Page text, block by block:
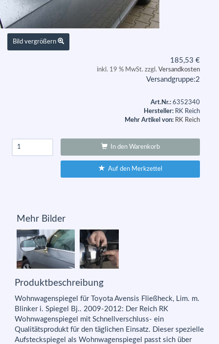
Bild vergrößern
185,53 €
inkl. 19 % MwSt. zzgl. Versandkosten
Versandgruppe:2
Art.Nr.: 6352340
Hersteller: RK Reich
Mehr Artikel von: RK Reich
In den Warenkorb
Auf den Merkzettel
Mehr Bilder
Produktbeschreibung
Wohnwagenspiegel für Toyota Avensis Fließheck, Lim. m.
Blinker i. Spiegel Bj.. 2009-2012: Der Reich RK
Wohnwagenspiegel mit Schnellverschluss- ein
Qualitätsprodukt für den täglichen Einsatz. Dieser spezielle
Aufsteckspiegel als Wohnwagenspiegel passt sich über